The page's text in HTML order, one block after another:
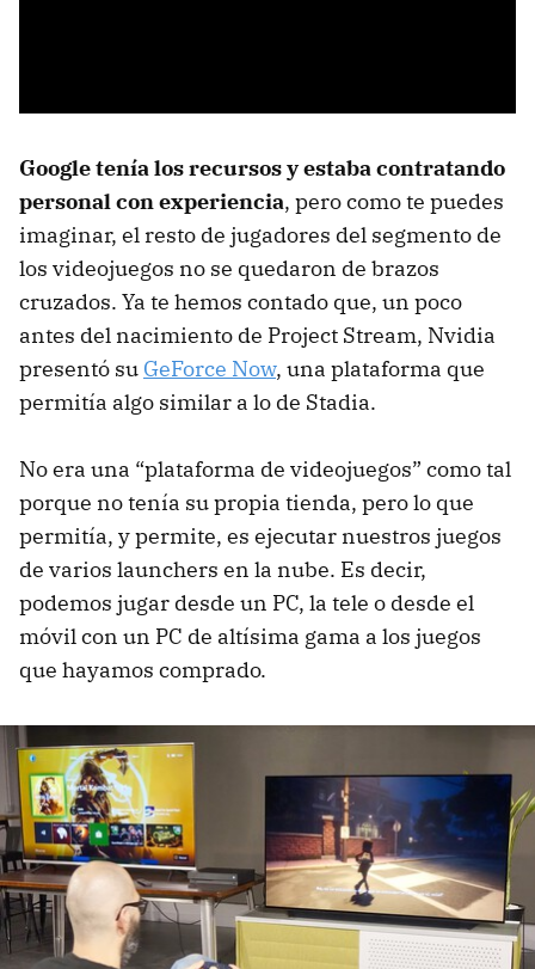
Google tenía los recursos y estaba contratando
personal con experiencia, pero como te puedes
imaginar, el resto de jugadores del segmento de
los videojuegos no se quedaron de brazos
cruzados. Ya te hemos contado que, un poco
antes del nacimiento de Project Stream, Nvidia
presentó su GeForce Now, una plataforma que
permitía algo similar a lo de Stadia.
No era una “plataforma de videojuegos” como tal
porque no tenía su propia tienda, pero lo que
permitía, y permite, es ejecutar nuestros juegos
de varios launchers en la nube. Es decir,
podemos jugar desde un PC, la tele o desde el
móvil con un PC de altísima gama a los juegos
que hayamos comprado.